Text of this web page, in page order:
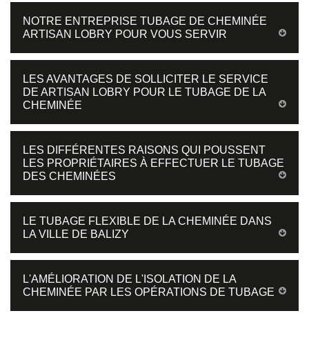
NOTRE ENTREPRISE TUBAGE DE CHEMINÉE
ARTISAN LOBRY POUR VOUS SERVIR
LES AVANTAGES DE SOLLICITER LE SERVICE
DE ARTISAN LOBRY POUR LE TUBAGE DE LA
CHEMINÉE
LES DIFFÉRENTES RAISONS QUI POUSSENT
LES PROPRIÉTAIRES À EFFECTUER LE TUBAGE
DES CHEMINÉES
LE TUBAGE FLEXIBLE DE LA CHEMINÉE DANS
LA VILLE DE BALIZY
L'AMÉLIORATION DE L'ISOLATION DE LA
CHEMINÉE PAR LES OPÉRATIONS DE TUBAGE